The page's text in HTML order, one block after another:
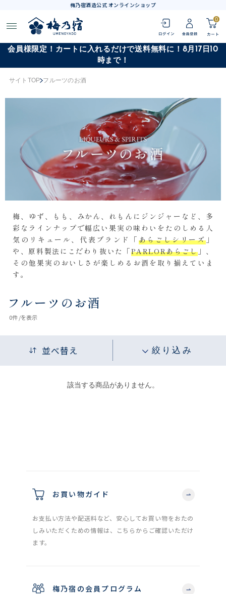
梅乃宿酒造公式 オンラインショップ
0
会員様限定！カートに入れるだけで送料無料に！8月17日10
時まで！
サイトTOP フルーツのお酒
梅、ゆず、もも、みかん、れもんにジンジャーなど、多
彩なラインナップで幅広い果実の味わいをたのしめる人
気のリキュール、代表ブランド「 あらごしシリーズ」
や、原料製法にこだわり抜いた「PARLORあらごし」、
その他果実のおいしさが楽しめるお酒を取り揃えていま
す。
フルーツのお酒
0件 /を表示
並べ替え 絞り込み
該当する商品がありません。
お買い物ガイド
お支払い方法や配送料など、安心してお買い物をおたの
しみいただくための情報は、こちらからご確認いただけ
ます。
梅乃宿の会員プログラム